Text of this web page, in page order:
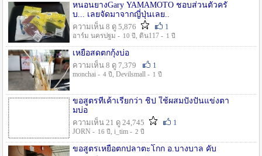
หนอนยางGary YAMAMOTO ชอบส่วนตัวครั
บ... เลยจัดมาจากญี่ปุ่นเลย..
ความเห็น 8 ดู 5,876
1
อาร์ม นครปฐม - 10 ปี , ดิน117 - 1 ปี
เหยื่อสดตกกุ้งบ่อ
ความเห็น 8 ดู 7,379
1
monchai - 4 ปี , Devilsmall - 1 ปี
ขอสูตรที่เค้าเรียกว่า ชิป ใช้ผสมปังปั่นแข่งตา
มบ่อ
ความเห็น 21 ดู 24,745
1
JORN - 16 ปี , i_tim - 2 ปี
ขอสูตรเหยื่อตกปลาตะโกก อ.บางบาล คับ